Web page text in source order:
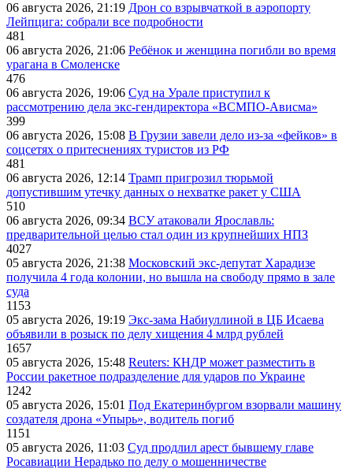
06 августа 2026, 21:19 Дрон со взрывчаткой в аэропорту
Лейпцига: собрали все подробности
481
06 августа 2026, 21:06 Ребёнок и женщина погибли во время
урагана в Смоленске
476
06 августа 2026, 19:06 Суд на Урале приступил к
рассмотрению дела экс-гендиректора «ВСМПО-Ависма»
399
06 августа 2026, 15:08 В Грузии завели дело из-за «фейков» в
соцсетях о притеснениях туристов из РФ
481
06 августа 2026, 12:14 Трамп пригрозил тюрьмой
допустившим утечку данных о нехватке ракет у США
510
06 августа 2026, 09:34 ВСУ атаковали Ярославль:
предварительной целью стал один из крупнейших НПЗ
4027
05 августа 2026, 21:38 Московский экс-депутат Харадизе
получила 4 года колонии, но вышла на свободу прямо в зале
суда
1153
05 августа 2026, 19:19 Экс-зама Набиуллиной в ЦБ Исаева
объявили в розыск по делу хищения 4 млрд рублей
1657
05 августа 2026, 15:48 Reuters: КНДР может разместить в
России ракетное подразделение для ударов по Украине
1242
05 августа 2026, 15:01 Под Екатеринбургом взорвали машину
создателя дрона «Упырь», водитель погиб
1151
05 августа 2026, 11:03 Суд продлил арест бывшему главе
Росавиации Нерадько по делу о мошенничестве